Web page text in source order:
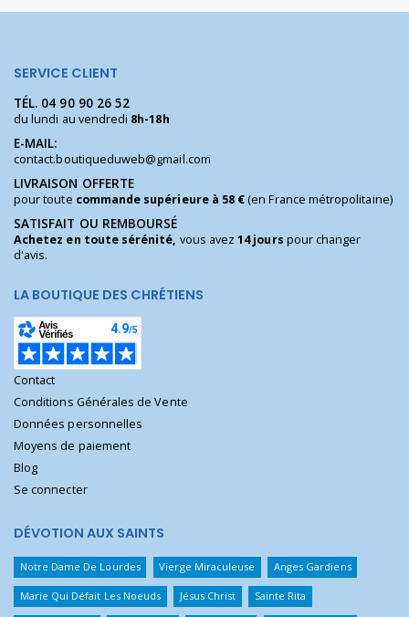
SERVICE CLIENT
TÉL. 04 90 90 26 52
du lundi au vendredi 8h-18h
E-MAIL:
contact.boutiqueduweb@gmail.com
LIVRAISON OFFERTE
pour toute commande supérieure à 58 €(en France métropolitaine)
SATISFAIT OU REMBOURSÉ
Achetez en toute sérénité, vous avez14 jours pour changer
d'avis.
LA BOUTIQUE DES CHRÉTIENS
Contact
Conditions Générales de Vente
Données personnelles
Moyens de paiement
Blog
Se connecter
DÉVOTION AUX SAINTS
Notre Dame De Lourdes Vierge Miraculeuse Anges Gardiens
Marie Qui Défait Les Noeuds Jésus Christ Sainte Rita